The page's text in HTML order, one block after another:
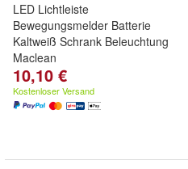
LED Lichtleiste
Bewegungsmelder Batterie
Kaltweiß Schrank Beleuchtung
Maclean
10,10 €
Kostenloser Versand